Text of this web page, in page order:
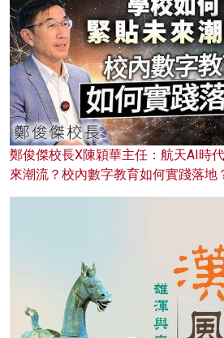
鄭俊傑校長X陳穎華主任：航天AI時
來潮流？校內數字教育如何實踐落地